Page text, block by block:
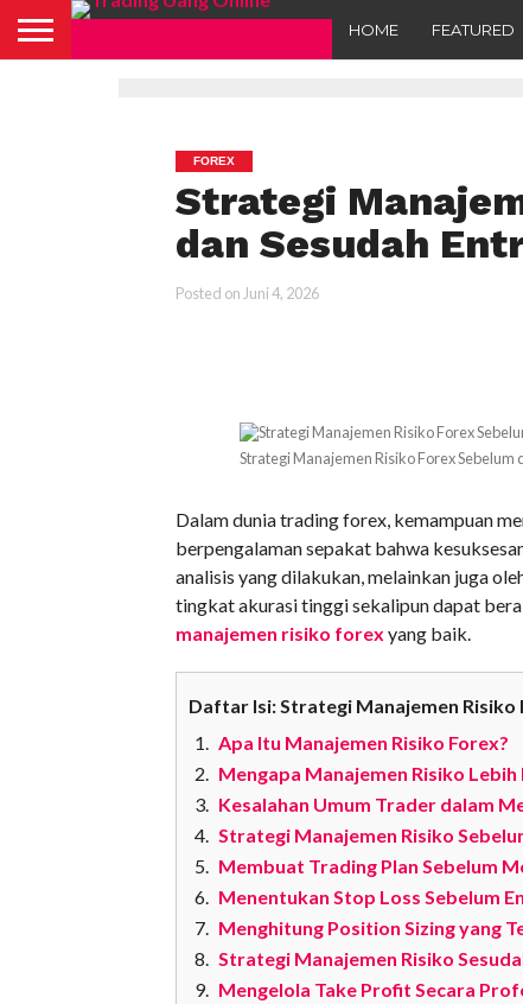
HOME FEATURED
FOREX
Strategi
dan Sesudah
Posted on Juni 4, 2026
Strategi Manajemen Risiko Forex Sebelum
Dalam dunia trading forex, kemampuan
berpengalaman sepakat bahwa
analisis yang dilakukan, melainkan juga
tingkat akurasi tinggi sekalipun dapat
manajemen risiko forex yang baik.
Daftar Isi: Strategi Manajemen Risiko
Apa Itu Manajemen Risiko Forex?
Mengapa Manajemen Risiko
Kesalahan Umum Trader dalam
Strategi Manajemen Risiko
Membuat Trading Plan Sebelum
Menentukan Stop Loss Sebelum
Menghitung Position Sizing yang
Strategi Manajemen Risiko
Mengelola Take Profit Secara